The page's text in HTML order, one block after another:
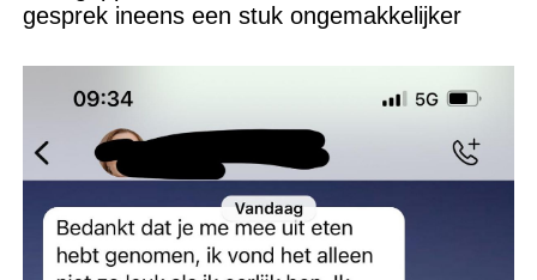
gesprek ineens een stuk ongemakkelijker